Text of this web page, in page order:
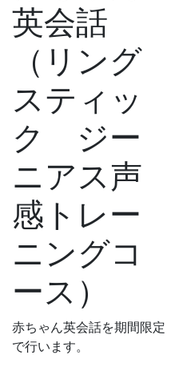
英会話
（リング
スティッ
ク ジー
ニアス声
感トレー
ニングコ
ース）
赤ちゃん英会話を期間限定
で行います。